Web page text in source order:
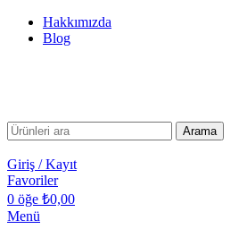
Hakkımızda
Blog
Arama
Giriş / Kayıt
Favoriler
0 öğe ₺0,00
Menü